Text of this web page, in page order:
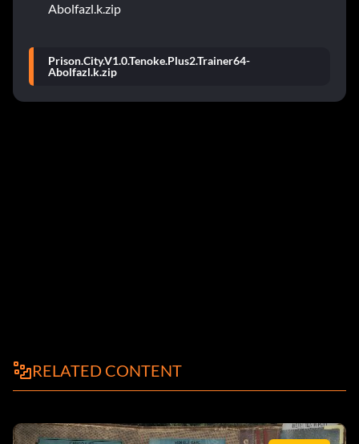
Abolfazl.k.zip
Prison.City.V1.0.Tenoke.Plus2.Trainer64-
Abolfazl.k.zip
RELATED CONTENT